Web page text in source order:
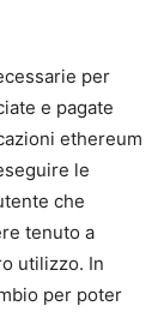
per
e pagate
ethereum
le
che
tenuto a
utilizzo. In
per poter